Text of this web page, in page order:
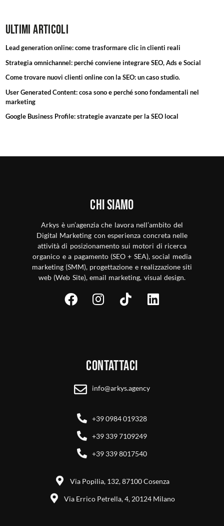
Ultimi articoli
Lead generation online: come trasformare clic in clienti reali
Strategia omnichannel: perché conviene integrare SEO, Ads e Social
Come trovare nuovi clienti online con la SEO: un caso studio.
User Generated Content: cosa sono e perché sono fondamentali nel
marketing
Google Business Profile: strategie avanzate per la SEO local
Chi siamo
Arkys è un’agenzia che lavora nell’ambito del
Digital Marketing con esperienza concreta nelle
attività di posizionamento sui motori di ricerca
organico e a pagamento (SEO + SEA), social media
marketing (SMM), progettazione e realizzazione siti
web (Web Site), email marketing, visual design.
Contattaci
info@arkys.agency
+39 0984 019328
+39 339 7109249
+39 339 8017540
Via Popilia, 132, 87100 Cosenza
Via Errico Petrella, 4, 20124 Milano